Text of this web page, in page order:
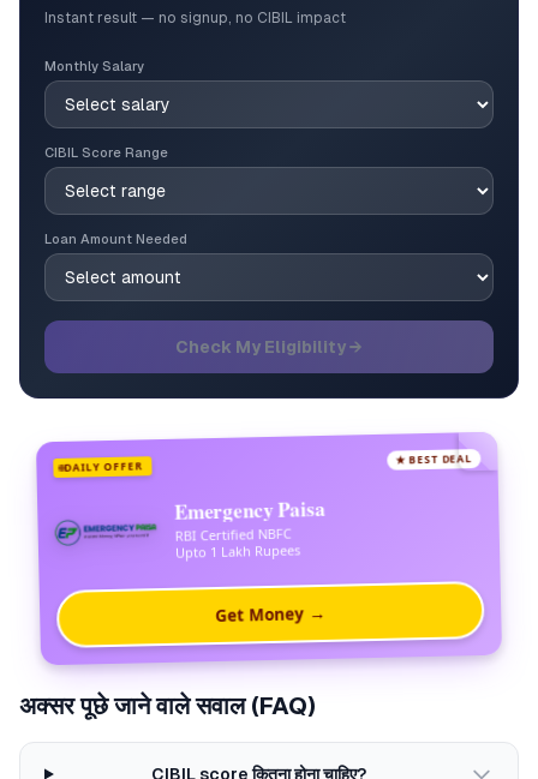
Instant result — no signup, no CIBIL impact
Monthly Salary
CIBIL Score Range
Loan Amount Needed
Check My Eligibility →
DAILY OFFER ★ BEST DEAL
Emergency Paisa
RBI Certified NBFC
Upto 1 Lakh Rupees
Get Money →
अक्सर पूछे जाने वाले सवाल (FAQ)
CIBIL score कितना होना चाहिए?